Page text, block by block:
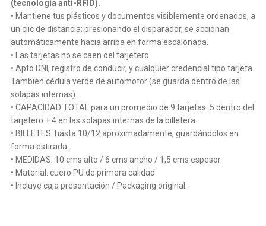
(tecnología anti-RFID).
• Mantiene tus plásticos y documentos visiblemente ordenados, a
un clic de distancia: presionando el disparador, se accionan
automáticamente hacia arriba en forma escalonada.
• Las tarjetas no se caen del tarjetero.
• Apto DNI, registro de conducir, y cualquier credencial tipo tarjeta.
También cédula verde de automotor (se guarda dentro de las
solapas internas).
• CAPACIDAD TOTAL para un promedio de 9 tarjetas: 5 dentro del
tarjetero + 4 en las solapas internas de la billetera.
• BILLETES: hasta 10/12 aproximadamente, guardándolos en
forma estirada.
• MEDIDAS: 10 cms alto / 6 cms ancho / 1,5 cms espesor.
• Material: cuero PU de primera calidad.
• Incluye caja presentación / Packaging original.